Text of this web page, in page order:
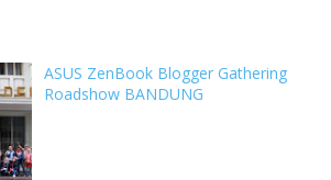
ASUS ZenBook Blogger Gathering
Roadshow BANDUNG